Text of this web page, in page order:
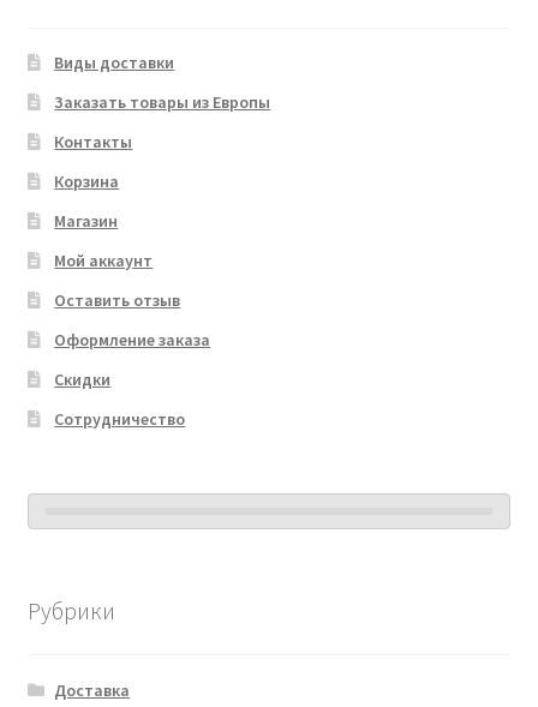
Виды доставки
Заказать товары из Европы
Контакты
Корзина
Магазин
Мой аккаунт
Оставить отзыв
Оформление заказа
Скидки
Сотрудничество
Рубрики
Доставка